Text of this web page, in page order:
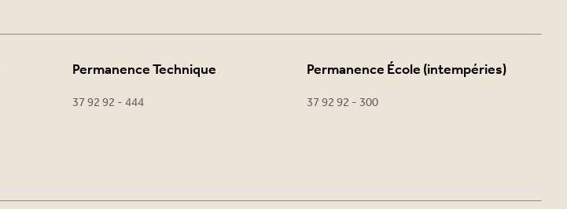
Permanence Technique
37 92 92 - 444
Permanence École (intempéries)
37 92 92 - 300